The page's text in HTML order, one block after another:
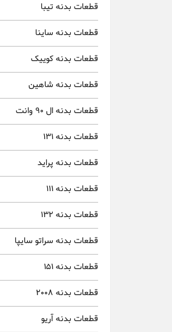
قطعات بدنه تیبا
قطعات بدنه ساینا
قطعات بدنه کوییک
قطعات بدنه شاهین
قطعات بدنه ال 90 وانت
قطعات بدنه 131
قطعات بدنه پراید
قطعات بدنه 111
قطعات بدنه 132
قطعات بدنه سراتو سایپا
قطعات بدنه 151
قطعات بدنه 2008
قطعات بدنه آریو